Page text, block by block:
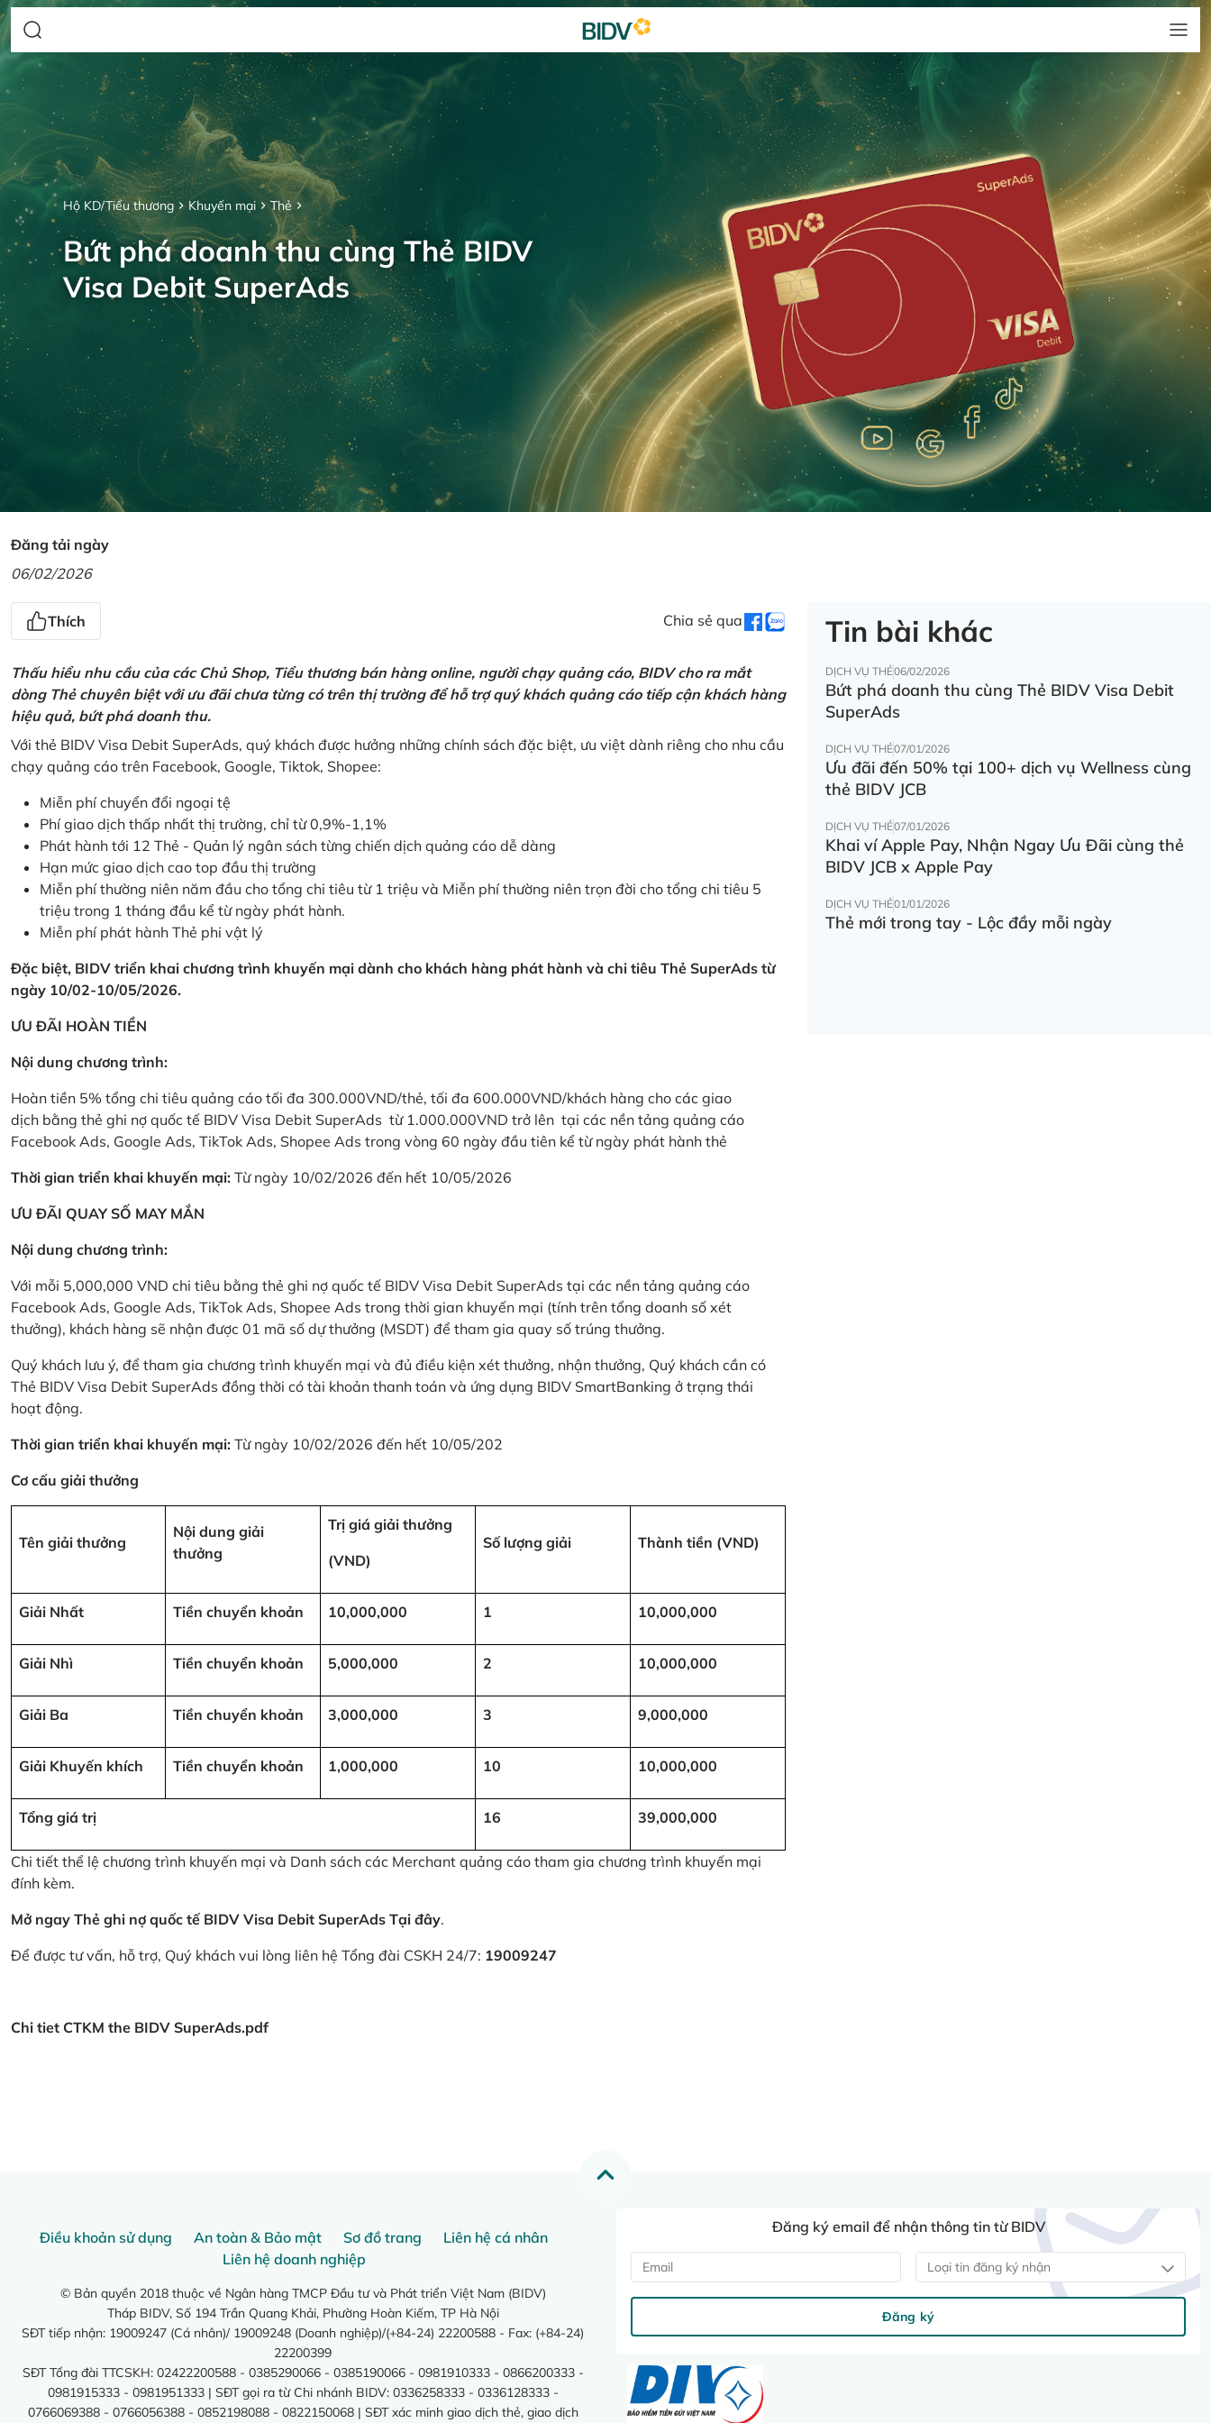
Hộ KD/Tiểu thương Khuyến mại Thẻ
Bứt phá doanh thu cùng Thẻ BIDV
Visa Debit SuperAds
Đăng tải ngày
06/02/2026
Thích Chia sẻ qua
Thấu hiểu nhu cầu của các Chủ Shop, Tiểu thương bán hàng online, người chạy quảng cáo, BIDV cho ra mắt
dòng Thẻ chuyên biệt với ưu đãi chưa từng có trên thị trường để hỗ trợ quý khách quảng cáo tiếp cận khách hàng
hiệu quả, bứt phá doanh thu.
Với thẻ BIDV Visa Debit SuperAds, quý khách được hưởng những chính sách đặc biệt, ưu việt dành riêng cho nhu cầu
chạy quảng cáo trên Facebook, Google, Tiktok, Shopee:
Miễn phí chuyển đổi ngoại tệ
Phí giao dịch thấp nhất thị trường, chỉ từ 0,9%-1,1%
Phát hành tới 12 Thẻ - Quản lý ngân sách từng chiến dịch quảng cáo dễ dàng
Hạn mức giao dịch cao top đầu thị trường
Miễn phí thường niên năm đầu cho tổng chi tiêu từ 1 triệu và Miễn phí thường niên trọn đời cho tổng chi tiêu 5
triệu trong 1 tháng đầu kể từ ngày phát hành.
Miễn phí phát hành Thẻ phi vật lý
Đặc biệt, BIDV triển khai chương trình khuyến mại dành cho khách hàng phát hành và chi tiêu Thẻ SuperAds từ
ngày 10/02-10/05/2026.
ƯU ĐÃI HOÀN TIỀN
Nội dung chương trình:
Hoàn tiền 5% tổng chi tiêu quảng cáo tối đa 300.000VND/thẻ, tối đa 600.000VND/khách hàng cho các giao
dịch bằng thẻ ghi nợ quốc tế BIDV Visa Debit SuperAds từ 1.000.000VND trở lên tại các nền tảng quảng cáo
Facebook Ads, Google Ads, TikTok Ads, Shopee Ads trong vòng 60 ngày đầu tiên kể từ ngày phát hành thẻ
Thời gian triển khai khuyến mại: Từ ngày 10/02/2026 đến hết 10/05/2026
ƯU ĐÃI QUAY SỐ MAY MẮN
Nội dung chương trình:
Với mỗi 5,000,000 VND chi tiêu bằng thẻ ghi nợ quốc tế BIDV Visa Debit SuperAds tại các nền tảng quảng cáo
Facebook Ads, Google Ads, TikTok Ads, Shopee Ads trong thời gian khuyến mại (tính trên tổng doanh số xét
thưởng), khách hàng sẽ nhận được 01 mã số dự thưởng (MSDT) để tham gia quay số trúng thưởng.
Quý khách lưu ý, để tham gia chương trình khuyến mại và đủ điều kiện xét thưởng, nhận thưởng, Quý khách cần có
Thẻ BIDV Visa Debit SuperAds đồng thời có tài khoản thanh toán và ứng dụng BIDV SmartBanking ở trạng thái
hoạt động.
Thời gian triển khai khuyến mại: Từ ngày 10/02/2026 đến hết 10/05/202
Cơ cấu giải thưởng
Tên giải thưởng
Nội dung giải
thưởng
Trị giá giải thưởng
(VND)
Số lượng giải Thành tiền (VND)
Giải Nhất Tiền chuyển khoản 10,000,000 1 10,000,000
Giải Nhì Tiền chuyển khoản 5,000,000 2 10,000,000
Giải Ba Tiền chuyển khoản 3,000,000 3 9,000,000
Giải Khuyến khích Tiền chuyển khoản 1,000,000 10 10,000,000
Tổng giá trị 16 39,000,000
Chi tiết thể lệ chương trình khuyến mại và Danh sách các Merchant quảng cáo tham gia chương trình khuyến mại
đính kèm.
Mở ngay Thẻ ghi nợ quốc tế BIDV Visa Debit SuperAds Tại đây.
Để được tư vấn, hỗ trợ, Quý khách vui lòng liên hệ Tổng đài CSKH 24/7: 19009247
Chi tiet CTKM the BIDV SuperAds.pdf
Tin bài khác
DỊCH VỤ THẺ06/02/2026
Bứt phá doanh thu cùng Thẻ BIDV Visa Debit
SuperAds
DỊCH VỤ THẺ07/01/2026
Ưu đãi đến 50% tại 100+ dịch vụ Wellness cùng
thẻ BIDV JCB
DỊCH VỤ THẺ07/01/2026
Khai ví Apple Pay, Nhận Ngay Ưu Đãi cùng thẻ
BIDV JCB x Apple Pay
DỊCH VỤ THẺ01/01/2026
Thẻ mới trong tay - Lộc đầy mỗi ngày
Điều khoản sử dụng An toàn & Bảo mật Sơ đồ trang
Liên hệ cá nhân
Liên hệ doanh nghiệp
© Bản quyền 2018 thuộc về Ngân hàng TMCP Đầu tư và Phát triển Việt Nam (BIDV)
Tháp BIDV, Số 194 Trần Quang Khải, Phường Hoàn Kiếm, TP Hà Nội
SĐT tiếp nhận: 19009247 (Cá nhân)/ 19009248 (Doanh nghiệp)/(+84-24) 22200588 - Fax: (+84-24)
22200399
SĐT Tổng đài TTCSKH: 02422200588 - 0385290066 - 0385190066 - 0981910333 - 0866200333 -
0981915333 - 0981951333 | SĐT gọi ra từ Chi nhánh BIDV: 0336258333 - 0336128333 -
0766069388 - 0766056388 - 0852198088 - 0822150068 | SĐT xác minh giao dịch thẻ, giao dịch
Đăng ký email để nhận thông tin từ BIDV
Loại tin đăng ký nhận
Đăng ký